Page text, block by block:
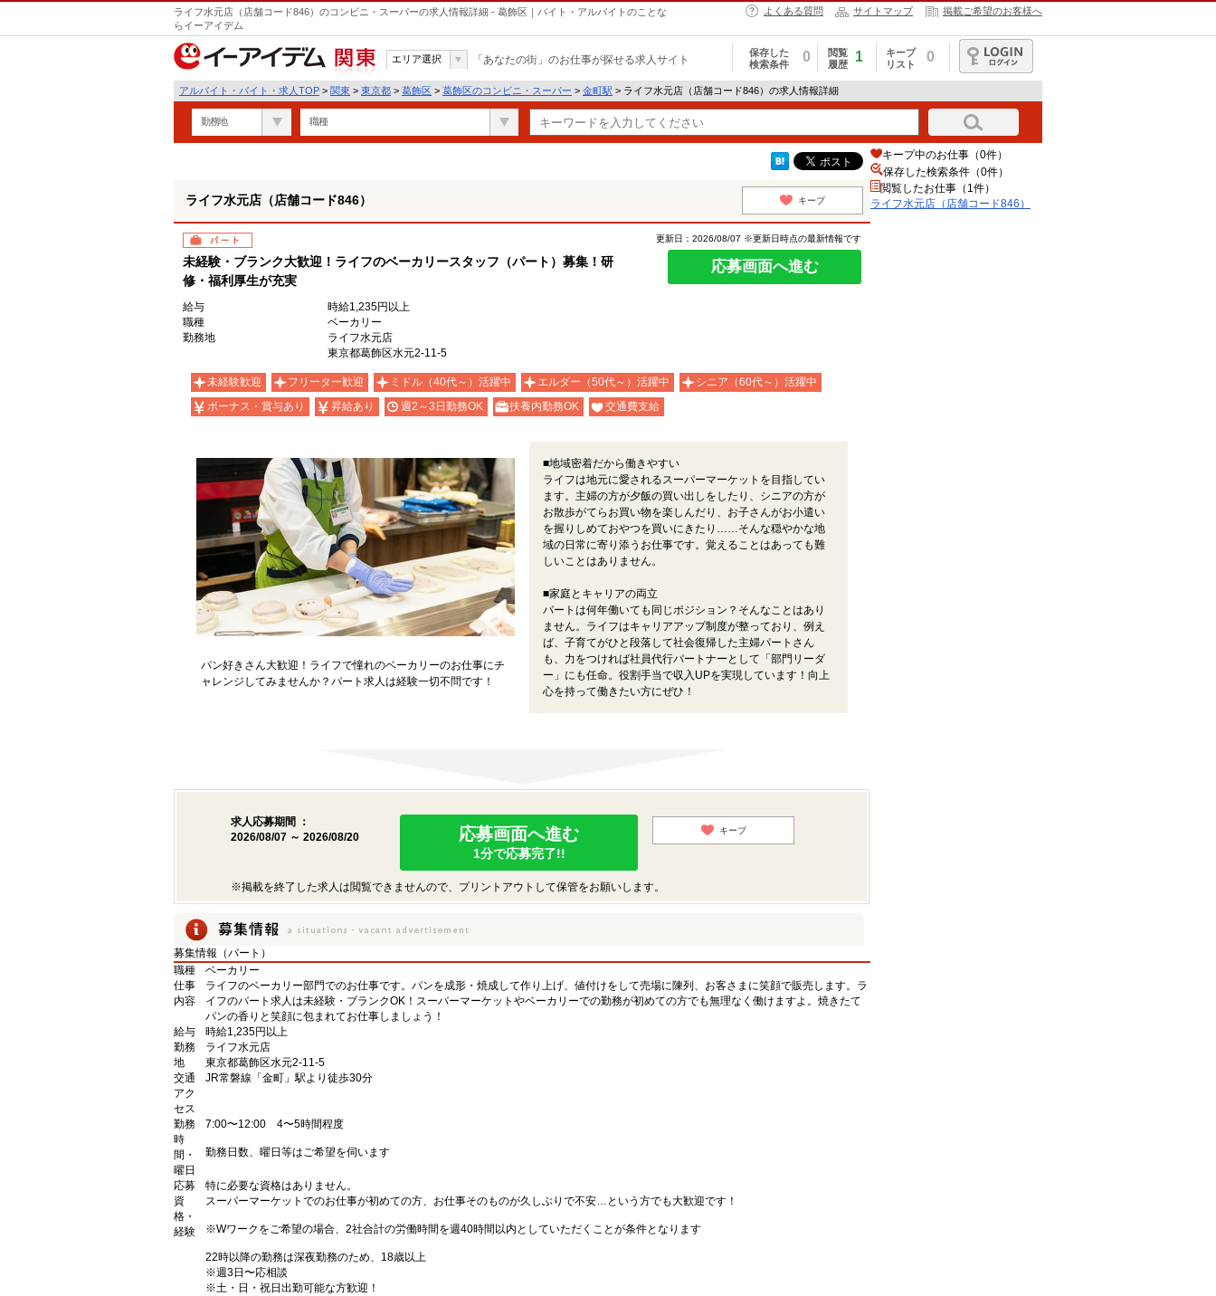
ライフ水元店（店舗コード846）のコンビニ・スーパーの求人情報詳細 - 葛飾区｜バイト・アルバイトのことな
らイーアイデム
よくある質問 サイトマップ 掲載ご希望のお客様へ
関東
エリア選択 「あなたの街」のお仕事が探せる求人サイト
保存した
検索条件
0
閲覧
履歴
1
キープ
リスト
0
ログイン
アルバイト・バイト・求人TOP > 関東 > 東京都 > 葛飾区 > 葛飾区のコンビニ・スーパー > 金町駅 > ライフ水元店（店舗コード846）の求人情報詳細
勤務地 職種
ライフ水元店（店舗コード846） キープ
パート
未経験・ブランク大歓迎！ライフのベーカリースタッフ（パート）募集！研
修・福利厚生が充実
更新日：2026/08/07 ※更新日時点の最新情報です
応募画面へ進む
給与
時給1,235円以上
職種
ベーカリー
勤務地
ライフ水元店
東京都葛飾区水元2-11-5
未経験歓迎 フリーター歓迎 ミドル（40代～）活躍中 エルダー（50代～）活躍中
シニア（60代～）活躍中
ボーナス・賞与あり
昇給あり 週2～3日勤務OK 扶養内勤務OK 交通費支給
パン好きさん大歓迎！ライフで憧れのベーカリーのお仕事にチ
ャレンジしてみませんか？パート求人は経験一切不問です！
■地域密着だから働きやすい
ライフは地元に愛されるスーパーマーケットを目指してい
ます。主婦の方が夕飯の買い出しをしたり、シニアの方が
お散歩がてらお買い物を楽しんだり、お子さんがお小遣い
を握りしめておやつを買いにきたり……そんな穏やかな地
域の日常に寄り添うお仕事です。覚えることはあっても難
しいことはありません。
■家庭とキャリアの両立
パートは何年働いても同じポジション？そんなことはあり
ません。ライフはキャリアアップ制度が整っており、例え
ば、子育てがひと段落して社会復帰した主婦パートさん
も、力をつければ社員代行パートナーとして「部門リーダ
ー」にも任命。役割手当で収入UPを実現しています！向上
心を持って働きたい方にぜひ！
求人応募期間 ：
2026/08/07 ～ 2026/08/20
応募画面へ進む
1分で応募完了!!
キープ
※掲載を終了した求人は閲覧できませんので、プリントアウトして保管をお願いします。
募集情報（パート）
職種
ベーカリー
仕事
内容
ライフのベーカリー部門でのお仕事です。パンを成形・焼成して作り上げ、値付けをして売場に陳列、お客さまに笑顔で販売します。ラ
イフのパート求人は未経験・ブランクOK！スーパーマーケットやベーカリーでの勤務が初めての方でも無理なく働けますよ。焼きたて
パンの香りと笑顔に包まれてお仕事しましょう！
給与
時給1,235円以上
勤務
地
ライフ水元店
東京都葛飾区水元2-11-5
交通
アク
セス
JR常磐線「金町」駅より徒歩30分
勤務
時
間・
曜日
7:00〜12:00 4〜5時間程度
勤務日数、曜日等はご希望を伺います
応募
資
格・
経験
特に必要な資格はありません。
スーパーマーケットでのお仕事が初めての方、お仕事そのものが久しぶりで不安…という方でも大歓迎です！
※Wワークをご希望の場合、2社合計の労働時間を週40時間以内としていただくことが条件となります
22時以降の勤務は深夜勤務のため、18歳以上
※週3日〜応相談
※土・日・祝日出勤可能な方歓迎！
キープ中のお仕事（0件）
保存した検索条件（0件）
閲覧したお仕事（1件）
ライフ水元店（店舗コード846）